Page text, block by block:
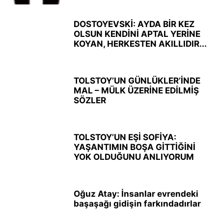
DOSTOYEVSKİ: AYDA BİR KEZ
OLSUN KENDİNİ APTAL YERİNE
KOYAN, HERKESTEN AKILLIDIR...
TOLSTOY’UN GÜNLÜKLER’İNDE
MAL – MÜLK ÜZERİNE EDİLMİŞ
SÖZLER
TOLSTOY’UN EŞİ SOFİYA:
YAŞANTIMIN BOŞA GİTTİĞİNİ
YOK OLDUĞUNU ANLIYORUM
Oğuz Atay: İnsanlar evrendeki
başaşağı gidişin farkındadırlar